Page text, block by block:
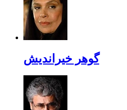
گوهر خیراندیش